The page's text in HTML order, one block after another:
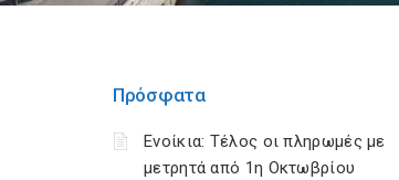
Πρόσφατα
Ενοίκια: Τέλος οι πληρωμές με
μετρητά από 1η Οκτωβρίου